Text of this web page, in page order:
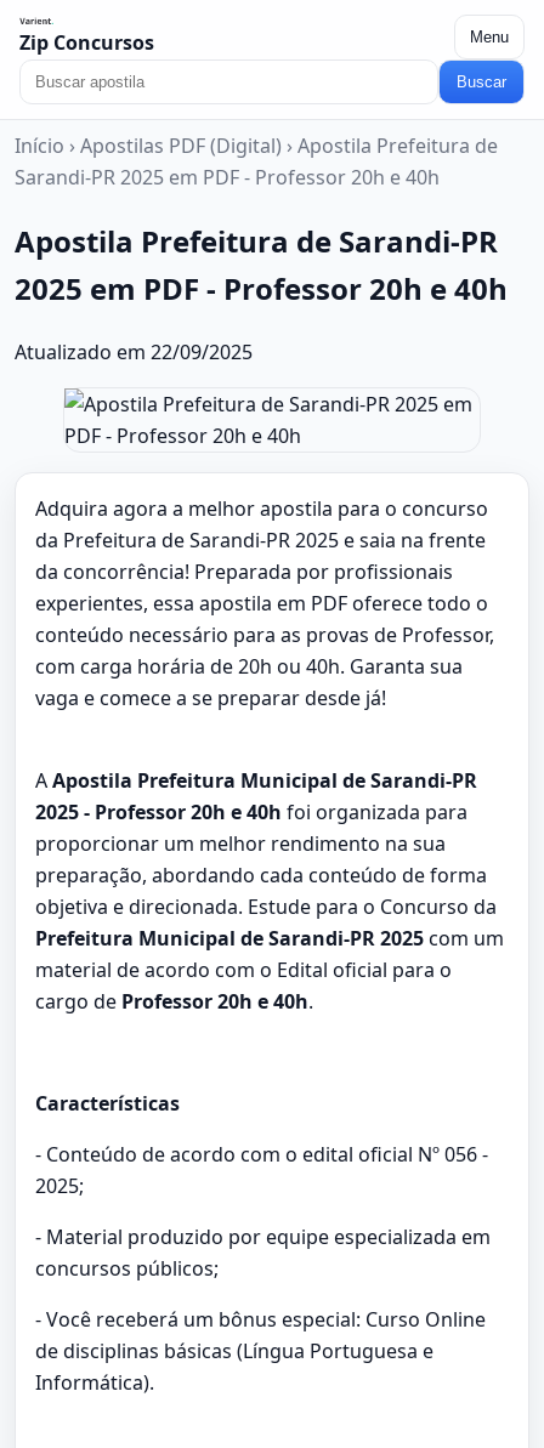
Zip Concursos Menu
Buscar
Início › Apostilas PDF (Digital) › Apostila Prefeitura de
Sarandi-PR 2025 em PDF - Professor 20h e 40h
Apostila Prefeitura de Sarandi-PR
2025 em PDF - Professor 20h e 40h
Atualizado em 22/09/2025
Adquira agora a melhor apostila para o concurso
da Prefeitura de Sarandi-PR 2025 e saia na frente
da concorrência! Preparada por profissionais
experientes, essa apostila em PDF oferece todo o
conteúdo necessário para as provas de Professor,
com carga horária de 20h ou 40h. Garanta sua
vaga e comece a se preparar desde já!
AApostila Prefeitura Municipal de Sarandi-PR
2025 - Professor 20h e 40h foi organizada para
proporcionar um melhor rendimento na sua
preparação, abordando cada conteúdo de forma
objetiva e direcionada. Estude para o Concurso da
Prefeitura Municipal de Sarandi-PR 2025com um
material de acordo com o Edital oficial para o
cargo de Professor 20h e 40h.
Características
- Conteúdo de acordo com o edital oficial Nº 056 -
2025;
- Material produzido por equipe especializada em
concursos públicos;
- Você receberá um bônus especial: Curso Online
de disciplinas básicas (Língua Portuguesa e
Informática).